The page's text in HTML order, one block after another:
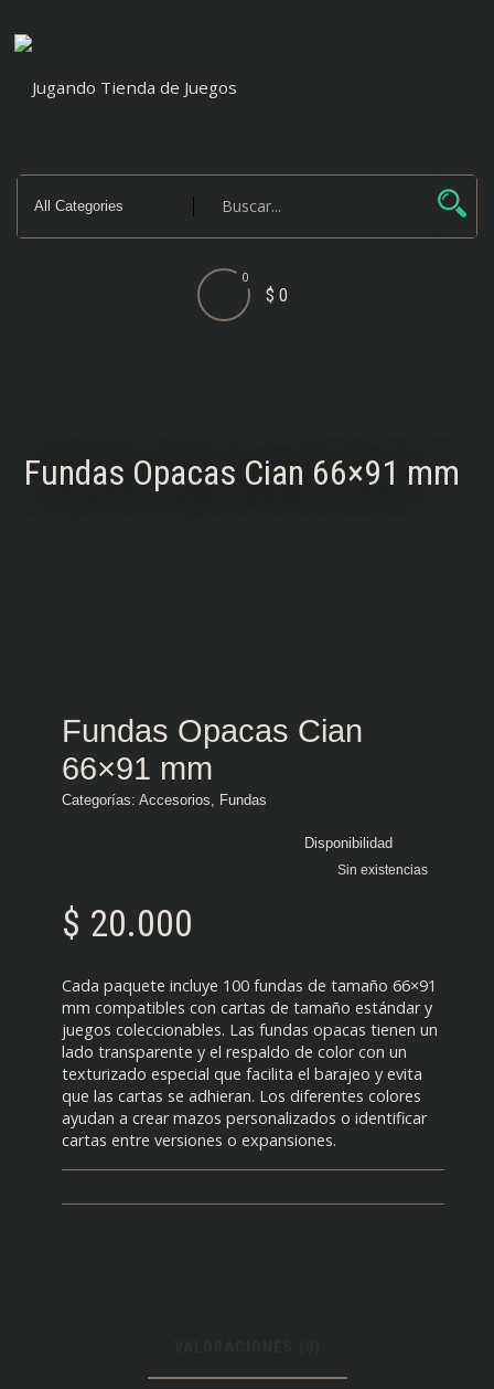
0
$ 0
Fundas Opacas Cian 66×91 mm
Fundas Opacas Cian
66×91 mm
Categorías: Accesorios Fundas
Disponibilidad
Sin existencias
$ 20.000
Cada paquete incluye 100 fundas de tamaño 66×91
mm compatibles con cartas de tamaño estándar y
juegos coleccionables. Las fundas opacas tienen un
lado transparente y el respaldo de color con un
texturizado especial que facilita el barajeo y evita
que las cartas se adhieran. Los diferentes colores
ayudan a crear mazos personalizados o identificar
cartas entre versiones o expansiones.